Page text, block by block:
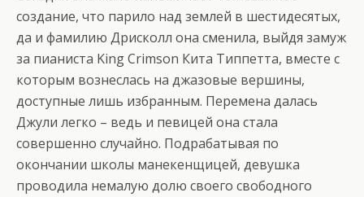
создание, что парило над землей в шестидесятых,
да и фамилию Дрисколл она cменила, выйдя замуж
за пианиста King Crimson Кита Типпетта, вместе с
которым вознеслась на джазовые вершины,
доступные лишь избранным. Перемена далась
Джули легко – ведь и певицей она стала
совершенно случайно. Подрабатывая по
окончании школы манекенщицей, девушка
проводила немалую долю своего свободного